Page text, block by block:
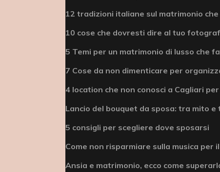
12 tradizioni italiane sul matrimonio
10 cose che dovresti dire al tuo
5 Temi per un matrimonio di lusso che
7 Cose da non dimenticare per
4 location che non conosci a Cagliari
Lancio del bouquet da sposa: tra mito e
5 consigli per scegliere dove sposarsi
Come non risparmiare sulla musica per
Ansia e matrimonio, ecco come